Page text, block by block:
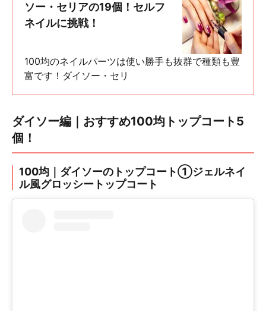
ソー・セリアの19個！セルフ
ネイルに挑戦！
100均のネイルパーツは使い勝手も抜群で種類も豊
富です！ダイソー・セリ
ダイソー編｜おすすめ100均トップコート5
個！
100均｜ダイソーのトップコート①ジェルネイ
ル風グロッシートップコート